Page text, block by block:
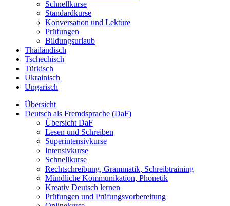
Schnellkurse
Standardkurse
Konversation und Lektüre
Prüfungen
Bildungsurlaub
Thailändisch
Tschechisch
Türkisch
Ukrainisch
Ungarisch
Übersicht
Deutsch als Fremdsprache (DaF)
Übersicht DaF
Lesen und Schreiben
Superintensivkurse
Intensivkurse
Schnellkurse
Rechtschreibung, Grammatik, Schreibtraining
Mündliche Kommunikation, Phonetik
Kreativ Deutsch lernen
Prüfungen und Prüfungsvorbereitung